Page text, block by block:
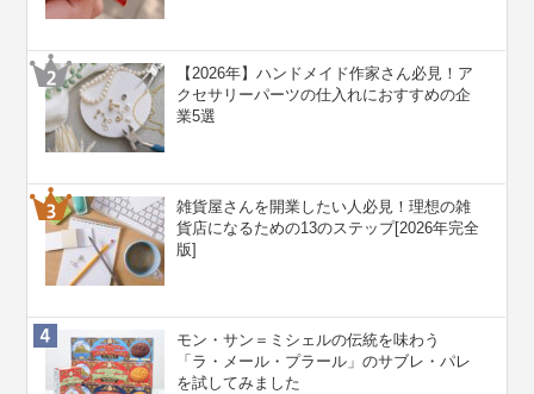
【2026年】ハンドメイド作家さん必見！ア
クセサリーパーツの仕入れにおすすめの企
業5選
雑貨屋さんを開業したい人必見！理想の雑
貨店になるための13のステップ[2026年完全
版]
モン・サン＝ミシェルの伝統を味わう
「ラ・メール・プラール」のサブレ・パレ
を試してみました